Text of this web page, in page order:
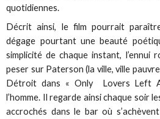
quotidiennes.
Décrit ainsi, le film pourrait
dégage pourtant une beauté
simplicité de chaque instant, l’ennui
peser sur Paterson (la ville, ville
Détroit dans « Only Lovers Left
l’homme. Il regarde ainsi chaque soir
accrochés dans le bar où